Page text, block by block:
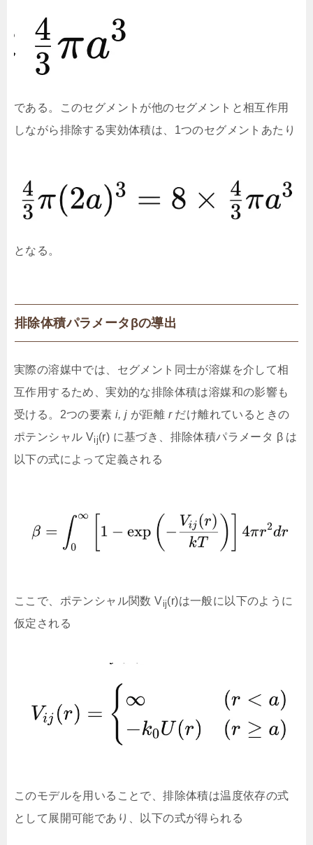
である。このセグメントが他のセグメントと相互作用
しながら排除する実効体積は、1つのセグメントあたり
となる。
排除体積パラメータβの導出
実際の溶媒中では、セグメント同士が溶媒を介して相
互作用するため、実効的な排除体積は溶媒和の影響も
受ける。2つの要素 i, j が距離 rだけ離れているときの
ポテンシャル Vij(r) に基づき、排除体積パラメータ β は
以下の式によって定義される
ここで、ポテンシャル関数 Vij(r)は一般に以下のように
仮定される
このモデルを用いることで、排除体積は温度依存の式
として展開可能であり、以下の式が得られる